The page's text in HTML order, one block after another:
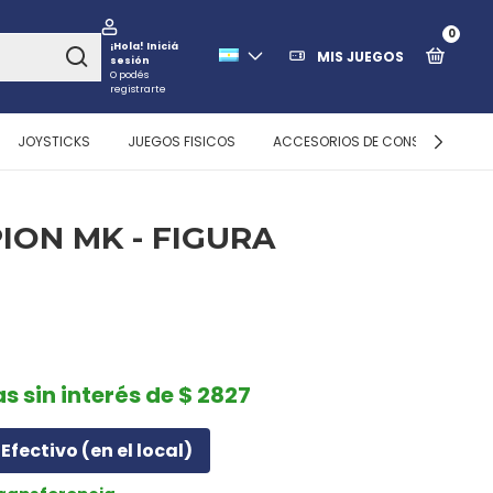
¡Hola! Iniciá
sesión
O podés
registrarte
MIS JUEGOS
0
JOYSTICKS JUEGOS FISICOS ACCESORIOS DE CONSOLAS
MK - FIGURA
sin interés de $ 2827
Efectivo (en el local)